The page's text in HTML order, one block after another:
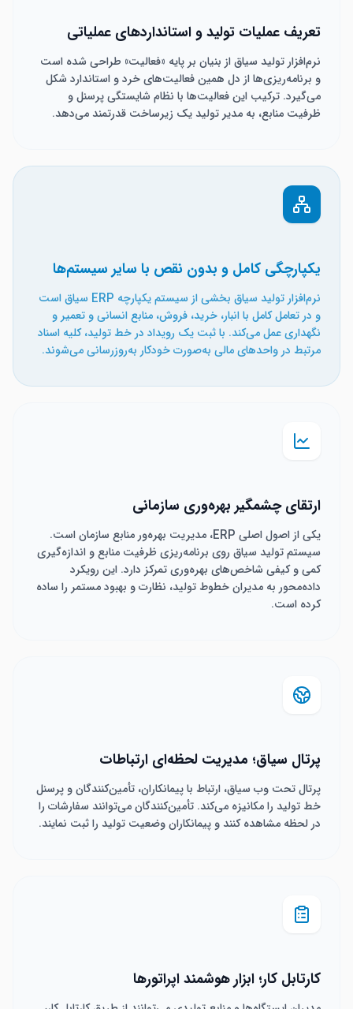
تعریف عملیات تولید و استانداردهای عملیاتی
نرم‌افزار تولید سیاق از بنیان بر پایه «فعالیت» طراحی شده است
و برنامه‌ریزی‌ها از دل همین فعالیت‌های خرد و استاندارد شکل
می‌گیرد. ترکیب این فعالیت‌ها با نظام شایستگی پرسنل و
ظرفیت منابع، به مدیر تولید یک زیرساخت قدرتمند می‌دهد.
یکپارچگی کامل و بدون نقص با سایر سیستم‌ها
نرم‌افزار تولید سیاق بخشی از سیستم یکپارچه ERP سیاق است
و در تعامل کامل با انبار، خرید، فروش، منابع انسانی و تعمیر و
نگهداری عمل می‌کند. با ثبت یک رویداد در خط تولید، کلیه اسناد
مرتبط در واحدهای مالی به‌صورت خودکار به‌روزرسانی می‌شوند.
ارتقای چشمگیر بهره‌وری سازمانی
یکی از اصول اصلی ERP، مدیریت بهره‌ور منابع سازمان است.
سیستم تولید سیاق روی برنامه‌ریزی ظرفیت منابع و اندازه‌گیری
کمی و کیفی شاخص‌های بهره‌وری تمرکز دارد. این رویکرد
داده‌محور به مدیران خطوط تولید، نظارت و بهبود مستمر را ساده
کرده است.
پرتال سیاق؛ مدیریت لحظه‌ای ارتباطات
پرتال تحت وب سیاق، ارتباط با پیمانکاران، تأمین‌کنندگان و پرسنل
خط تولید را مکانیزه می‌کند. تأمین‌کنندگان می‌توانند سفارشات را
در لحظه مشاهده کنند و پیمانکاران وضعیت تولید را ثبت نمایند.
کارتابل کار؛ ابزار هوشمند اپراتورها